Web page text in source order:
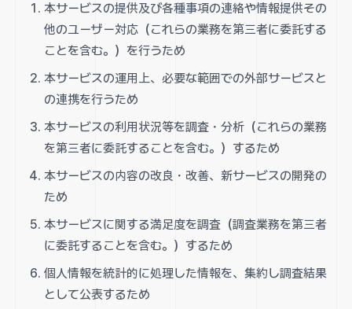
本サービスの提供及び各種事項の連絡や情報提供その
他のユーザー対応（これらの業務を第三者に委託する
ことを含む。）を行うため
本サービスの運用上、必要な範囲での外部サービスと
の連携を行うため
本サービスの利用状況等を調査・分析（これらの業務
を第三者に委託することを含む。）するため
本サービスの内容の改良・改善、新サービスの開発の
ため
本サービスに関する満足度を調査（調査業務を第三者
に委託することを含む。）するため
個人情報を統計的に処理した情報を、集約し調査結果
として公表するため